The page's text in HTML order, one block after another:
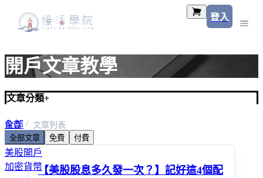
登入
開戶文章教學
文章分類+
全部
美股入門
美股開戶
加密貨幣
首頁
文章列表
全部文章
免費 付費
【美股股息多久發一次？】記好這4個配